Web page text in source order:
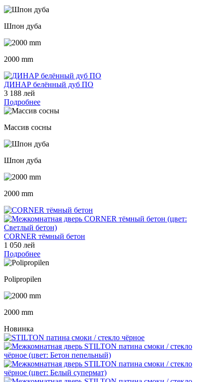
Шпон дуба
2000 mm
ДИНАР белённый дуб ПО
3 188 лей
Подробнее
Массив сосны
Шпон дуба
2000 mm
CORNER тёмный бетон
1 050 лей
Подробнее
Polipropilen
2000 mm
Новинка